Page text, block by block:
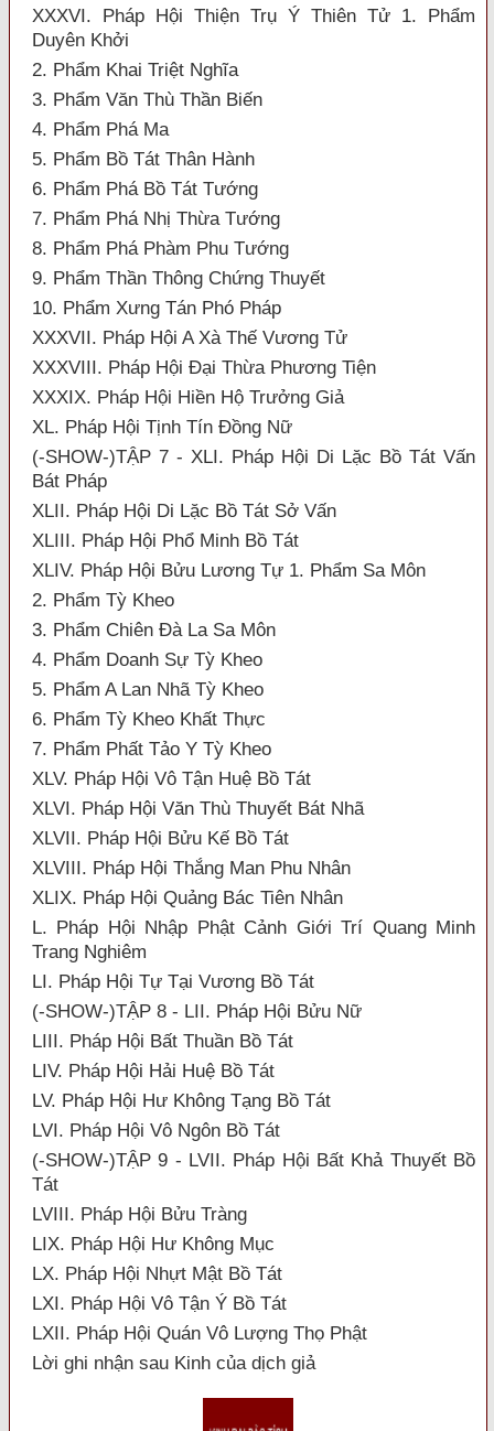
XXXVI. Pháp Hội Thiện Trụ Ý Thiên Tử 1. Phẩm
Duyên Khởi
2. Phẩm Khai Triệt Nghĩa
3. Phẩm Văn Thù Thần Biến
4. Phẩm Phá Ma
5. Phẩm Bồ Tát Thân Hành
6. Phẩm Phá Bồ Tát Tướng
7. Phẩm Phá Nhị Thừa Tướng
8. Phẩm Phá Phàm Phu Tướng
9. Phẩm Thần Thông Chứng Thuyết
10. Phẩm Xưng Tán Phó Pháp
XXXVII. Pháp Hội A Xà Thế Vương Tử
XXXVIII. Pháp Hội Đại Thừa Phương Tiện
XXXIX. Pháp Hội Hiền Hộ Trưởng Giả
XL. Pháp Hội Tịnh Tín Đồng Nữ
(-SHOW-)TẬP 7 - XLI. Pháp Hội Di Lặc Bồ Tát Vấn
Bát Pháp
XLII. Pháp Hội Di Lặc Bồ Tát Sở Vấn
XLIII. Pháp Hội Phổ Minh Bồ Tát
XLIV. Pháp Hội Bửu Lương Tự 1. Phẩm Sa Môn
2. Phẩm Tỳ Kheo
3. Phẩm Chiên Đà La Sa Môn
4. Phẩm Doanh Sự Tỳ Kheo
5. Phẩm A Lan Nhã Tỳ Kheo
6. Phẩm Tỳ Kheo Khất Thực
7. Phẩm Phất Tảo Y Tỳ Kheo
XLV. Pháp Hội Vô Tận Huệ Bồ Tát
XLVI. Pháp Hội Văn Thù Thuyết Bát Nhã
XLVII. Pháp Hội Bửu Kế Bồ Tát
XLVIII. Pháp Hội Thắng Man Phu Nhân
XLIX. Pháp Hội Quảng Bác Tiên Nhân
L. Pháp Hội Nhập Phật Cảnh Giới Trí Quang Minh
Trang Nghiêm
LI. Pháp Hội Tự Tại Vương Bồ Tát
(-SHOW-)TẬP 8 - LII. Pháp Hội Bửu Nữ
LIII. Pháp Hội Bất Thuần Bồ Tát
LIV. Pháp Hội Hải Huệ Bồ Tát
LV. Pháp Hội Hư Không Tạng Bồ Tát
LVI. Pháp Hội Vô Ngôn Bồ Tát
(-SHOW-)TẬP 9 - LVII. Pháp Hội Bất Khả Thuyết Bồ
Tát
LVIII. Pháp Hội Bửu Tràng
LIX. Pháp Hội Hư Không Mục
LX. Pháp Hội Nhựt Mật Bồ Tát
LXI. Pháp Hội Vô Tận Ý Bồ Tát
LXII. Pháp Hội Quán Vô Lượng Thọ Phật
Lời ghi nhận sau Kinh của dịch giả